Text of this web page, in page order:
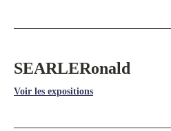
SEARLERonald
Voir les expositions